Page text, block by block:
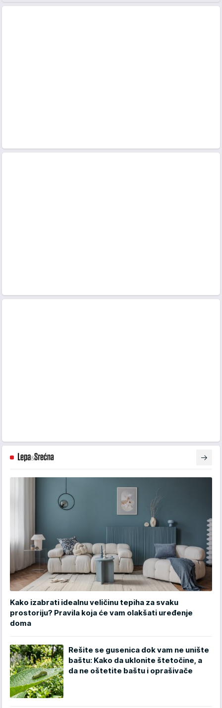
Kako izabrati idealnu veličinu tepiha za svaku
prostoriju? Pravila koja će vam olakšati uređenje
doma
Rešite se gusenica dok vam ne unište
baštu: Kako da uklonite štetočine, a
da ne oštetite baštu i oprašivače